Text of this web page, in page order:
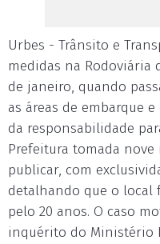
Urbes - Trânsito e
medidas na Rodoviária
de janeiro, quando
as áreas de embarque
da responsabilidade
Prefeitura tomada nove
publicar, com
detalhando que o local
pelo 20 anos. O caso
inquérito do Ministério